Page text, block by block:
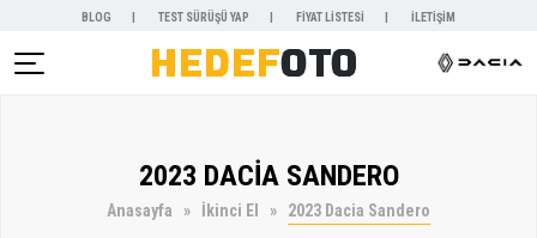
BLOG TEST SÜRÜŞÜ YAP FİYAT LİSTESİ İLETİŞİM
2023 DACİA SANDERO
Anasayfa İkinci El 2023 Dacia Sandero